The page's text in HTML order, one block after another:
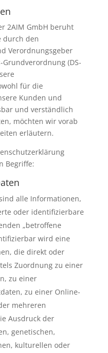
2AIM GmbH beruht
durch den
Verordnungsgeber
(DS-
für die
Kunden und
und verständlich
möchten wir vorab
erläutern.
Begriffe:
alle Informationen,
oder identifizierbare
„betroffene
wird eine
die direkt oder
Zuordnung zu einer
zu einer
zu einer Online-
mehreren
Ausdruck der
genetischen,
kulturellen oder